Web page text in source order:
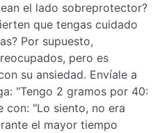
el lado sobreprotector?
que tengas cuidado
Por supuesto,
pero es
su ansiedad. Envíale a
"Tengo 2 gramos por 40:
con: "Lo siento, no era
el mayor tiempo